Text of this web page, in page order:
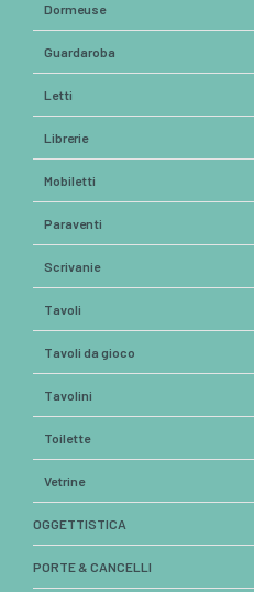
Dormeuse
Guardaroba
Letti
Librerie
Mobiletti
Paraventi
Scrivanie
Tavoli
Tavoli da gioco
Tavolini
Toilette
Vetrine
OGGETTISTICA
PORTE & CANCELLI